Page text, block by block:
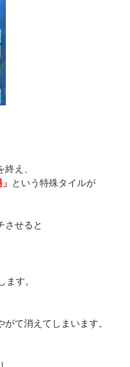
え、
という特殊タイルが
させると
す。
て消えてしまいます。